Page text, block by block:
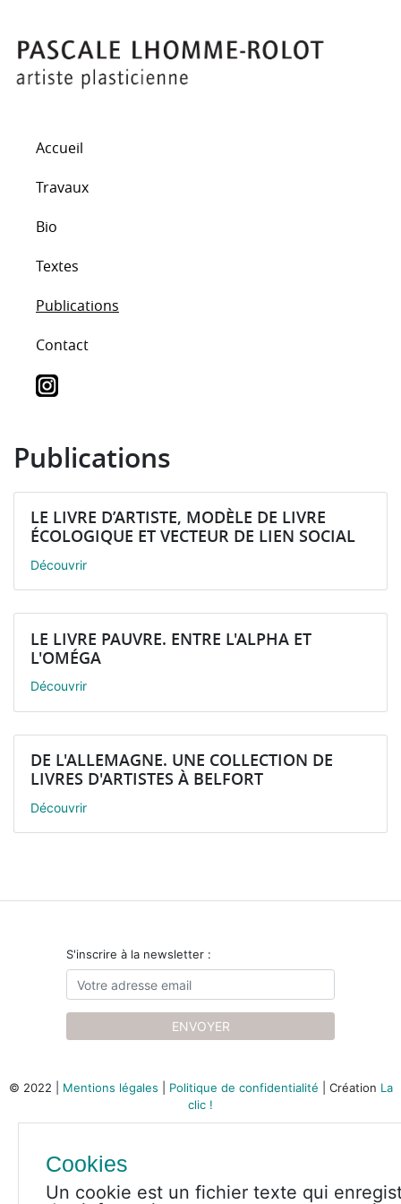
Accueil
Travaux
Bio
Textes
Publications
Contact
Publications
LE LIVRE D’ARTISTE, MODÈLE DE LIVRE
ÉCOLOGIQUE ET VECTEUR DE LIEN SOCIAL
Découvrir
LE LIVRE PAUVRE. ENTRE L'ALPHA ET
L'OMÉGA
Découvrir
DE L'ALLEMAGNE. UNE COLLECTION DE
LIVRES D'ARTISTES À BELFORT
Découvrir
S'inscrire à la newsletter :
ENVOYER
© 2022 | Mentions légales Politique de confidentialité | Création La
clic !
Cookies
Un cookie est un fichier texte qui